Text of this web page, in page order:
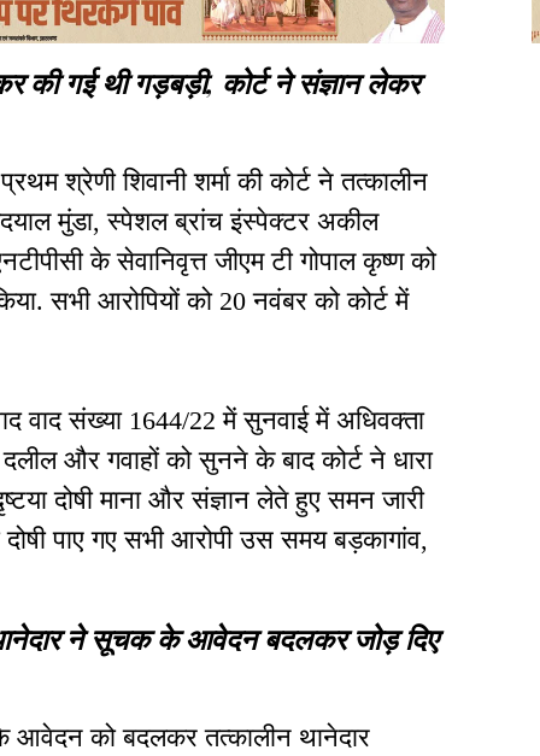
की गई थी गड़बड़ी, कोर्ट ने संज्ञान लेकर
श्रेणी शिवानी शर्मा की कोर्ट ने तत्कालीन
मुंडा, स्पेशल ब्रांच इंस्पेक्टर अकील
के सेवानिवृत्त जीएम टी गोपाल कृष्ण को
सभी आरोपियों को 20 नवंबर को कोर्ट में
वाद संख्या 1644/22 में सुनवाई में अधिवक्ता
और गवाहों को सुनने के बाद कोर्ट ने धारा
दोषी माना और संज्ञान लेते हुए समन जारी
पाए गए सभी आरोपी उस समय बड़कागांव,
ने सूचक के आवेदन बदलकर जोड़ दिए
आवेदन को बदलकर तत्कालीन थानेदार